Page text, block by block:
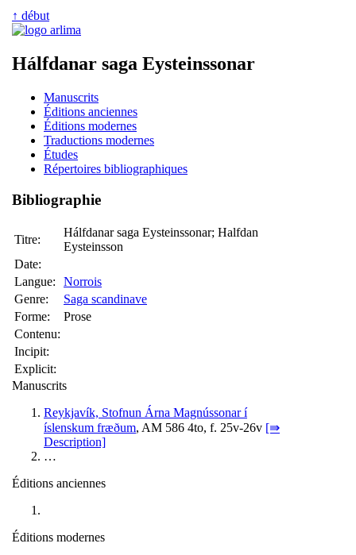
↑ début
Hálfdanar saga Eysteinssonar
Manuscrits
Éditions anciennes
Éditions modernes
Traductions modernes
Études
Répertoires bibliographiques
Bibliographie
Titre:
Hálfdanar saga Eysteinssonar; Halfdan
Eysteinsson
Date:
Langue:
Norrois
Genre:
Saga scandinave
Forme:
Prose
Contenu:
Incipit:
Explicit:
Manuscrits
Reykjavík, Stofnun Árna Magnússonar í
íslenskum fræðum, AM 586 4to, f. 25v-26v [⇛
Description]
…
Éditions anciennes
Éditions modernes